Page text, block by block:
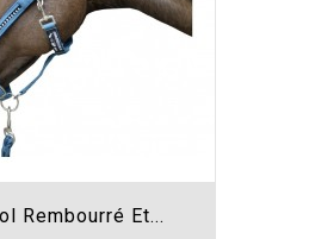
Rembourré Et...